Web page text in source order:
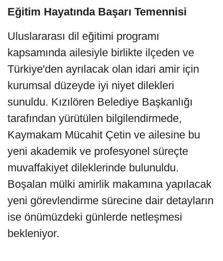
Eğitim Hayatında Başarı Temennisi
Uluslararası dil eğitimi programı
kapsamında ailesiyle birlikte ilçeden ve
Türkiye'den ayrılacak olan idari amir için
kurumsal düzeyde iyi niyet dilekleri
sunuldu. Kızılören Belediye Başkanlığı
tarafından yürütülen bilgilendirmede,
Kaymakam Mücahit Çetin ve ailesine bu
yeni akademik ve profesyonel süreçte
muvaffakiyet dileklerinde bulunuldu.
Boşalan mülki amirlik makamına yapılacak
yeni görevlendirme sürecine dair detayların
ise önümüzdeki günlerde netleşmesi
bekleniyor.